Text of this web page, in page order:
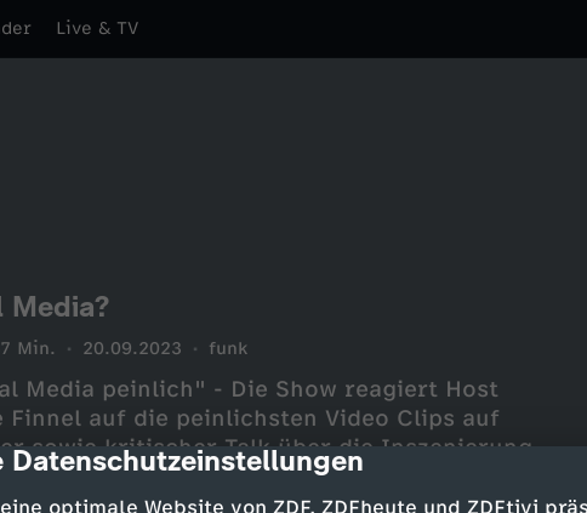
dialog-description
Datenschutzeinstellungen
optimale Website von ZDF, ZDFheute und ZDFtivi
Live & TV
Media?
Min. 20.09.2023 funk
Media peinlich" - Die Show reagiert Host
Finnel auf die peinlichsten Video Clips auf
sowie kritischer Talk über die Inszenierung
@jonaswuttke @finnelTIK TOK:
YOUTUBE: